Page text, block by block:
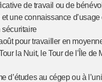
de travail ou de
une connaissance d’usage
sécuritaire
pour travailler en
la Nuit, le Tour de l’Île de
d’études au cégep ou à